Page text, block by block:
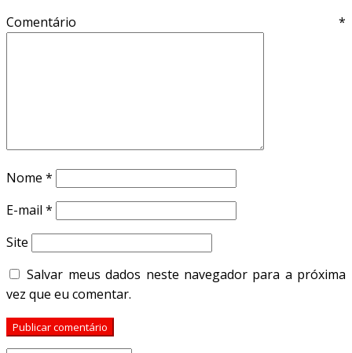
Comentário *
Nome *
E-mail *
Site
Salvar meus dados neste navegador para a próxima
vez que eu comentar.